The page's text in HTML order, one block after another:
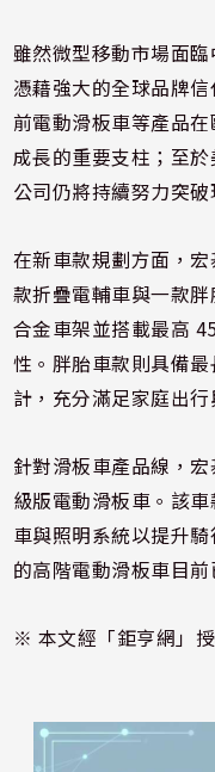
雖然微型移動市場面
憑藉強大的全球品牌
前電動滑板車等產品
成長的重要支柱；至
公司仍將持續努力突破
在新車款規劃方面，
款折疊電輔車與一款
合金車架並搭載最高
性。胖胎車款則具備
計，充分滿足家庭出行
針對滑板車產品線，
級版電動滑板車。該
車與照明系統以提升
的高階電動滑板車目前
※ 本文經「鉅亨網」